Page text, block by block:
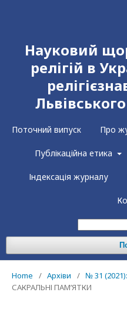
Науковий
релігій в
Поточний випуск Про
Публікаційна етика
Індексація журналу
Home / Архіви / № 31
САКРАЛЬНІ ПАМ’ЯТКИ